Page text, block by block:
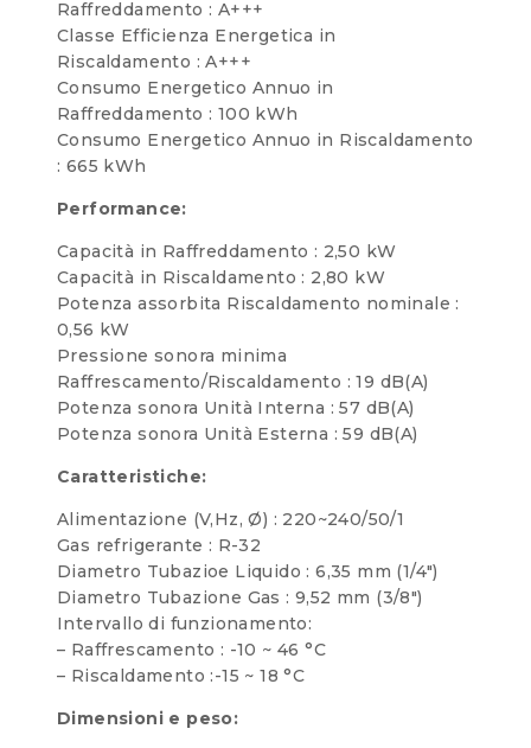
Raffreddamento : A+++
Classe Efficienza Energetica in
Riscaldamento : A+++
Consumo Energetico Annuo in
Raffreddamento : 100 kWh
Consumo Energetico Annuo in Riscaldamento
: 665 kWh
Performance:
Capacità in Raffreddamento : 2,50 kW
Capacità in Riscaldamento : 2,80 kW
Potenza assorbita Riscaldamento nominale :
0,56 kW
Pressione sonora minima
Raffrescamento/Riscaldamento : 19 dB(A)
Potenza sonora Unità Interna : 57 dB(A)
Potenza sonora Unità Esterna : 59 dB(A)
Caratteristiche:
Alimentazione (V,Hz, Ø) : 220~240/50/1
Gas refrigerante : R-32
Diametro Tubazioe Liquido : 6,35 mm (1/4″)
Diametro Tubazione Gas : 9,52 mm (3/8″)
Intervallo di funzionamento:
– Raffrescamento : -10 ~ 46 °C
– Riscaldamento :-15 ~ 18 °C
Dimensioni e peso: